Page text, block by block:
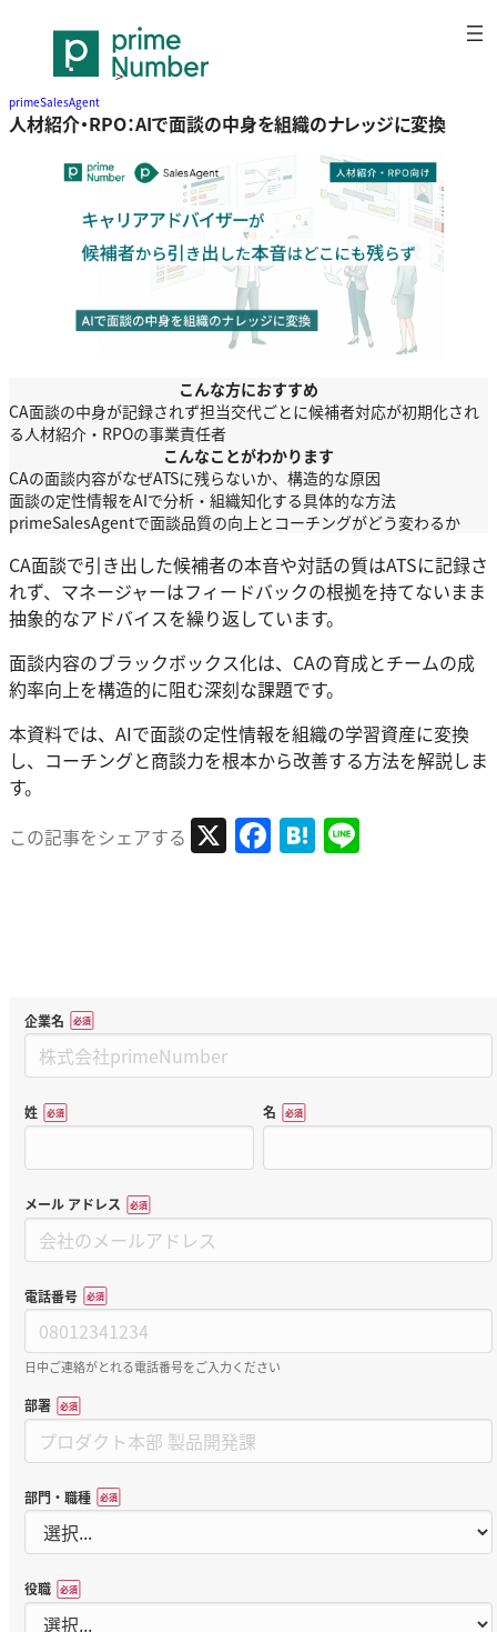
>
ホワイトペーパー
のナレッジに変換
primeSalesAgent
人材紹介・RPO：AIで面談の中身を組織のナレッジに変換
こんな方におすすめ
CA面談の中身が記録されず担当交代ごとに候補者対応が初期化され
る人材紹介・RPOの事業責任者
こんなことがわかります
CAの面談内容がなぜATSに残らないか、構造的な原因
面談の定性情報をAIで分析・組織知化する具体的な方法
primeSalesAgentで面談品質の向上とコーチングがどう変わるか
CA面談で引き出した候補者の本音や対話の質はATSに記録さ
れず、マネージャーはフィードバックの根拠を持てないまま
抽象的なアドバイスを繰り返しています。
面談内容のブラックボックス化は、CAの育成とチームの成
約率向上を構造的に阻む深刻な課題です。
本資料では、AIで面談の定性情報を組織の学習資産に変換
し、コーチングと商談力を根本から改善する方法を解説しま
す。
この記事をシェアする
X Facebook
Hatena
企業名
姓 名
メール アドレス
電話番号
日中ご連絡がとれる電話番号をご入力ください
部署
部門・職種
役職